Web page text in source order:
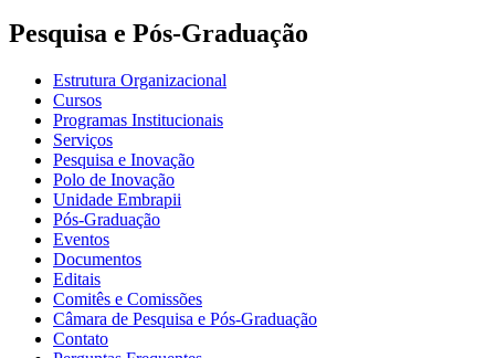
Pesquisa e Pós-Graduação
Estrutura Organizacional
Cursos
Programas Institucionais
Serviços
Pesquisa e Inovação
Polo de Inovação
Unidade Embrapii
Pós-Graduação
Eventos
Documentos
Editais
Comitês e Comissões
Câmara de Pesquisa e Pós-Graduação
Contato